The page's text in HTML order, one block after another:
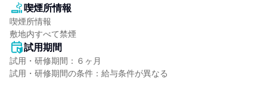
喫煙所情報
喫煙所情報
敷地内すべて禁煙
試用期間
試用・研修期間：６ヶ月
試用・研修期間の条件：給与条件が異なる